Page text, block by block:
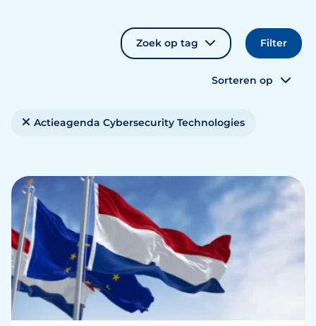
Zoek op tag
Sorteren op
Actieagenda Cybersecurity Technologies